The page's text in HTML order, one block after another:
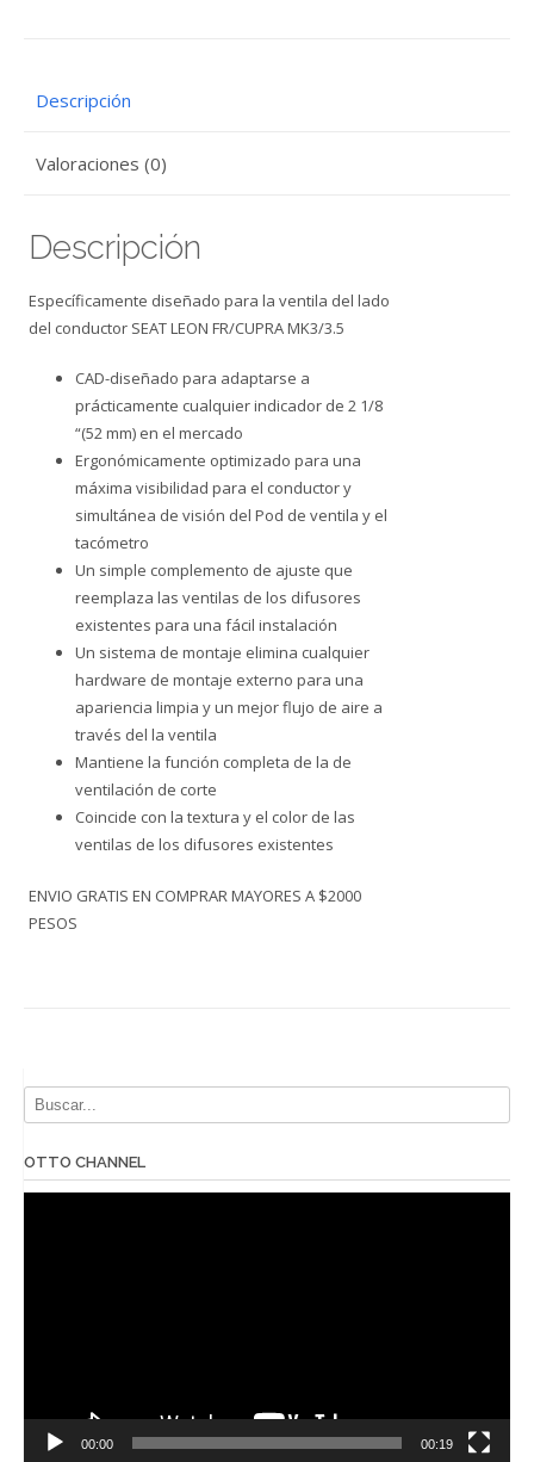
Descripción
Valoraciones (0)
Descripción
Específicamente diseñado para la ventila del lado
del conductor SEAT LEON FR/CUPRA MK3/3.5
CAD-diseñado para adaptarse a
prácticamente cualquier indicador de 2 1/8
“(52 mm) en el mercado
Ergonómicamente optimizado para una
máxima visibilidad para el conductor y
simultánea de visión del Pod de ventila y el
tacómetro
Un simple complemento de ajuste que
reemplaza las ventilas de los difusores
existentes para una fácil instalación
Un sistema de montaje elimina cualquier
hardware de montaje externo para una
apariencia limpia y un mejor flujo de aire a
través del la ventila
Mantiene la función completa de la de
ventilación de corte
Coincide con la textura y el color de las
ventilas de los difusores existentes
ENVIO GRATIS EN COMPRAR MAYORES A $2000
PESOS
OTTO CHANNEL
00:00 00:19